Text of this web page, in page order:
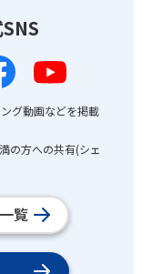
グ動画などを掲載
の方への共有(シェ
覧